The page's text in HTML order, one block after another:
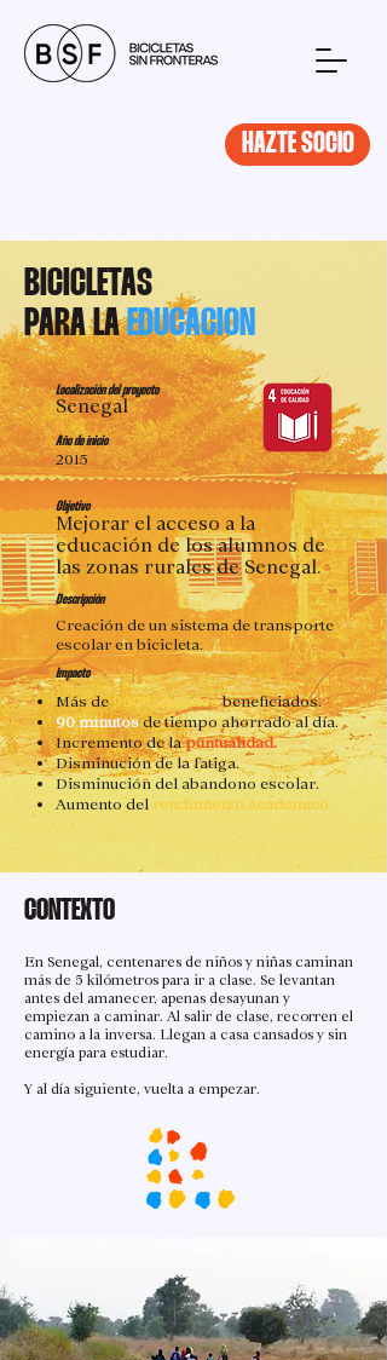
HAZTE SOCIO
BICICLETAS
PARA LAEDUCACION
Localización del proyecto
Senegal
Año de inicio
2015
Objetivo
Mejorar el acceso a la
educación de los alumnos de
las zonas rurales de Senegal.
Descripción
Creación de un sistema de transporte
escolar en bicicleta.
Impacto
Más de9000 alumnosbeneficiados.
90 minutosde tiempo ahorrado al día.
Incremento de lapuntualidad.
Disminución de la fatiga.
Disminución del abandono escolar.
Aumento del rendimiento académico.
CONTEXTO
En Senegal, centenares de niños y niñas caminan
más de 5 kilómetros para ir a clase. Se levantan
antes del amanecer, apenas desayunan y
empiezan a caminar. Al salir de clase, recorren el
camino a la inversa. Llegan a casa cansados y sin
energía para estudiar.
Y al día siguiente, vuelta a empezar.